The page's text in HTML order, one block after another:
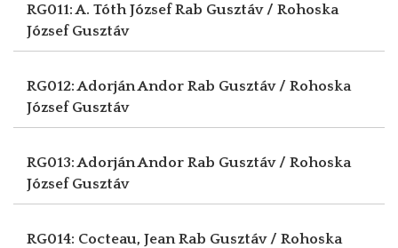
RG011: A. Tóth JózsefRab Gusztáv / Rohoska
József Gusztáv
RG012: Adorján Andor Rab Gusztáv / Rohoska
József Gusztáv
RG013: Adorján Andor Rab Gusztáv / Rohoska
József Gusztáv
RG014: Cocteau, JeanRab Gusztáv / Rohoska